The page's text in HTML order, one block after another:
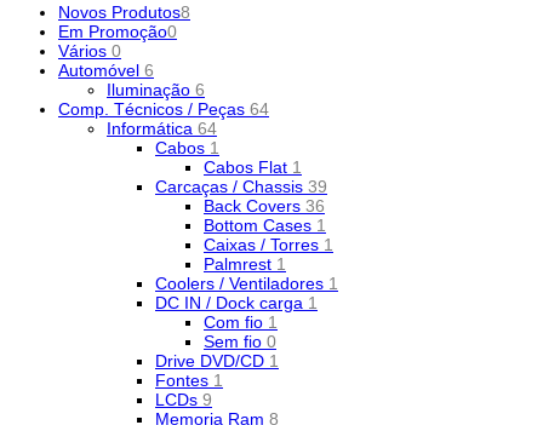
Novos Produtos8
Em Promoção0
Vários 0
Automóvel 6
Iluminação 6
Comp. Técnicos / Peças 64
Informática 64
Cabos 1
Cabos Flat 1
Carcaças / Chassis 39
Back Covers 36
Bottom Cases 1
Caixas / Torres 1
Palmrest 1
Coolers / Ventiladores 1
DC IN / Dock carga 1
Com fio 1
Sem fio 0
Drive DVD/CD 1
Fontes 1
LCDs 9
Memoria Ram 8